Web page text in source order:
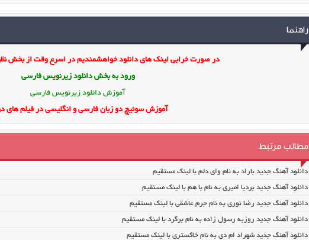
راهنما
در صورت خرابی لینک های دانلود خواهشمندیم در اسرع وقت از بخش
ورود به بخش دانلود زیرنویس فارسی
آموزش دانلود زیرنویس فارسی
آموزش سوئیچ دو زبان فارسی و انگلیسی در فیلم های
مطالب مرتبط
دانلود آهنگ جدید باراد به نام وای دلم با لینک مستقیم
دانلود آهنگ جدید بردیا امیری به نام با هم با لینک مستقیم
دانلود آهنگ جدید رضا نوری به نام جرم عاشقی با لینک مستقیم
دانلود آهنگ جدید روزبه رسول زاده به نام برگرد با لینک مستقیم
دانلود آهنگ جدید شهراد ام دی به نام خاکستری با لینک مستقیم